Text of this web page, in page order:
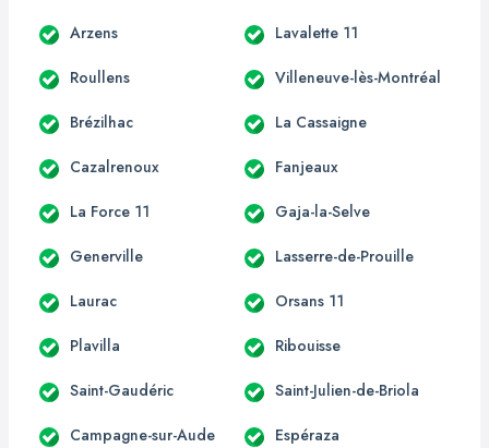
Arzens Lavalette 11
Roullens Villeneuve-lès-Montréal
Brézilhac La Cassaigne
Cazalrenoux Fanjeaux
La Force 11 Gaja-la-Selve
Generville Lasserre-de-Prouille
Laurac Orsans 11
Plavilla Ribouisse
Saint-Gaudéric Saint-Julien-de-Briola
Campagne-sur-Aude Espéraza